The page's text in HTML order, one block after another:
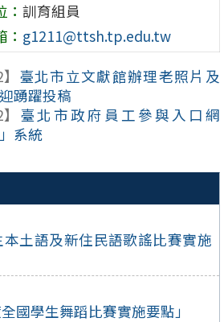
土語及新住民語歌謠比賽實施
國學生舞蹈比賽實施要點」
訓育組員
g1211@ttsh.tp.edu.tw
臺北市立文獻館辦理老照片及
踴躍投稿
臺北市政府員工參與入口網
系統